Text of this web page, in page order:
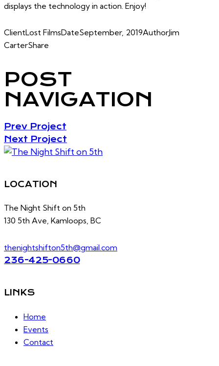
displays the technology in action. Enjoy!
ClientLost FilmsDateSeptember, 2019AuthorJim
CarterShare
POST
NAVIGATION
Prev Project
Next Project
LOCATION
The Night Shift on 5th
130 5th Ave, Kamloops, BC
thenightshifton5th@gmail.com
236-425-0660
LINKS
Home
Events
Contact